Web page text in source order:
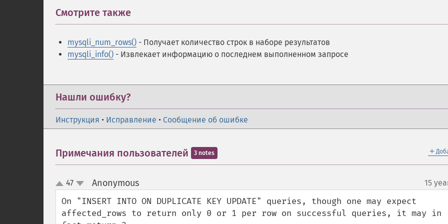
Смотрите также
mysqli_num_rows() - Получает количество строк в наборе результатов
mysqli_info() - Извлекает информацию о последнем выполненном запросе
Нашли ошибку?
Инструкция • Исправление • Сообщение об ошибке
＋
Примечания пользователей 3 notes
up
down
47 Anonymous¶ 15
On "INSERT INTO ON DUPLICATE KEY UPDATE" queries, though one may expect
affected_rows to return only 0 or 1 per row on successful queries, it may in